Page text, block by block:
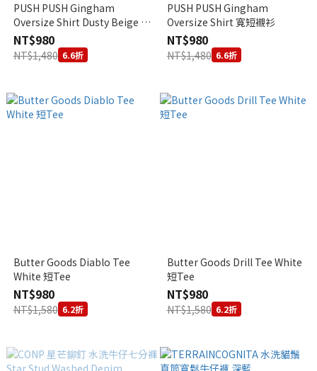
PUSH PUSH Gingham
Oversize Shirt Dusty Beige 寬
短襯衫
NT$980
NT$1,480 6.6折
PUSH PUSH Gingham
Oversize Shirt 寬短襯衫
NT$980
NT$1,480 6.6折
Butter Goods Diablo Tee
White 短Tee
NT$980
NT$1,580 6.2折
Butter Goods Drill Tee White
短Tee
NT$980
NT$1,580 6.2折